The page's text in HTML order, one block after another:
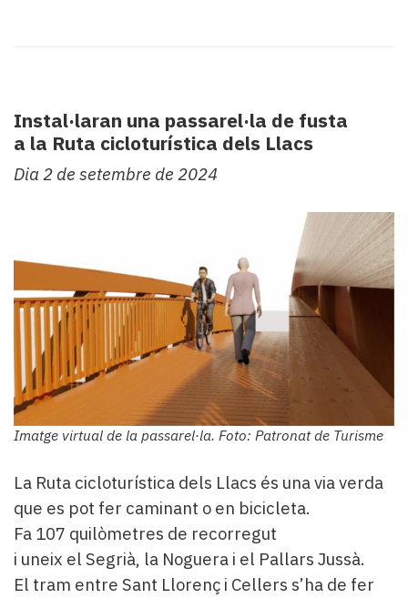
Instal·laran una passarel·la de fusta
a la Ruta cicloturística dels Llacs
Dia 2 de setembre de 2024
Imatge virtual de la passarel·la. Foto: Patronat de Turisme
La Ruta cicloturística dels Llacs és una via verda
que es pot fer caminant o en bicicleta.
Fa 107 quilòmetres de recorregut
i uneix el Segrià, la Noguera i el Pallars Jussà.
El tram entre Sant Llorenç i Cellers s’ha de fer